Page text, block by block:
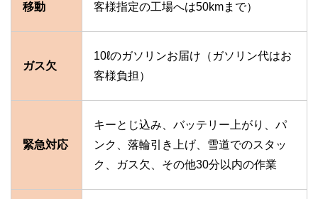
移動
客様指定の工場へは50kmまで）
ガス欠
10ℓのガソリンお届け（ガソリン代はお
客様負担）
緊急対応
キーとじ込み、バッテリー上がり、パ
ンク、落輪引き上げ、雪道でのスタッ
ク、ガス欠、その他30分以内の作業